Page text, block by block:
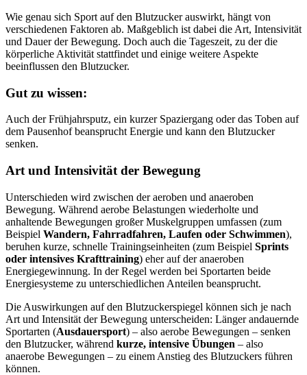
Wie genau sich Sport auf den Blutzucker auswirkt, hängt von
verschiedenen Faktoren ab. Maßgeblich ist dabei die Art, Intensivität
und Dauer der Bewegung. Doch auch die Tageszeit, zu der die
körperliche Aktivität stattfindet und einige weitere Aspekte
beeinflussen den Blutzucker.
Gut zu wissen:
Auch der Frühjahrsputz, ein kurzer Spaziergang oder das Toben auf
dem Pausenhof beansprucht Energie und kann den Blutzucker
senken.
Art und Intensivität der Bewegung
Unterschieden wird zwischen der aeroben und anaeroben
Bewegung. Während aerobe Belastungen wiederholte und
anhaltende Bewegungen großer Muskelgruppen umfassen (zum
Beispiel Wandern, Fahrradfahren, Laufen oder Schwimmen),
beruhen kurze, schnelle Trainingseinheiten (zum Beispiel Sprints
oder intensives Krafttraining) eher auf der anaeroben
Energiegewinnung. In der Regel werden bei Sportarten beide
Energiesysteme zu unterschiedlichen Anteilen beansprucht.
Die Auswirkungen auf den Blutzuckerspiegel können sich je nach
Art und Intensität der Bewegung unterscheiden: Länger andauernde
Sportarten (Ausdauersport) – also aerobe Bewegungen – senken
den Blutzucker, während kurze, intensive Übungen – also
anaerobe Bewegungen – zu einem Anstieg des Blutzuckers führen
können.